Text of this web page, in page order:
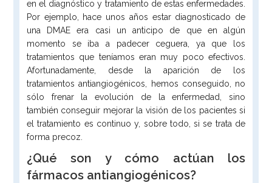
en el diagnóstico y tratamiento de estas enfermedades.
Por ejemplo, hace unos años estar diagnosticado de
una DMAE era casi un anticipo de que en algún
momento se iba a padecer ceguera, ya que los
tratamientos que teníamos eran muy poco efectivos.
Afortunadamente, desde la aparición de los
tratamientos antiangiogénicos, hemos conseguido, no
sólo frenar la evolución de la enfermedad, sino
también conseguir mejorar la visión de los pacientes si
el tratamiento es continuo y, sobre todo, si se trata de
forma precoz.
¿Qué son y cómo actúan los
fármacos antiangiogénicos?